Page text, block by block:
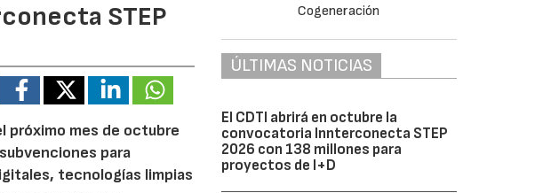
STEP
próximo mes de octubre
para
tecnologías limpias
ÚLTIMAS NOTICIAS
El CDTI abrirá en octubre la
convocatoria Innterconecta STEP
2026 con 138 millones para
proyectos de I+D